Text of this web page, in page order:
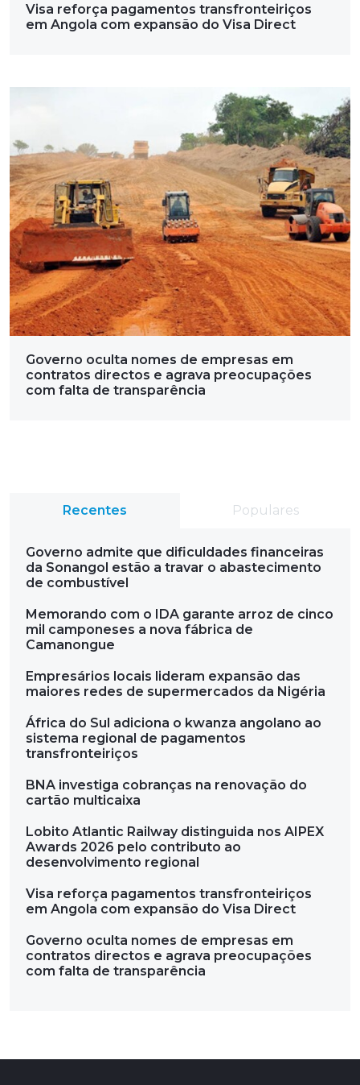
Visa reforça pagamentos transfronteiriços
em Angola com expansão do Visa Direct
Governo oculta nomes de empresas em
contratos directos e agrava preocupações
com falta de transparência
Recentes Populares
Governo admite que dificuldades financeiras
da Sonangol estão a travar o abastecimento
de combustível
Memorando com o IDA garante arroz de cinco
mil camponeses a nova fábrica de
Camanongue
Empresários locais lideram expansão das
maiores redes de supermercados da Nigéria
África do Sul adiciona o kwanza angolano ao
sistema regional de pagamentos
transfronteiriços
BNA investiga cobranças na renovação do
cartão multicaixa
Lobito Atlantic Railway distinguida nos AIPEX
Awards 2026 pelo contributo ao
desenvolvimento regional
Visa reforça pagamentos transfronteiriços
em Angola com expansão do Visa Direct
Governo oculta nomes de empresas em
contratos directos e agrava preocupações
com falta de transparência